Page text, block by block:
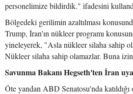
personelimize bildirdik." ifadesini
Bölgedeki gerilimin azaltılması
Trump, İran'ın nükleer programı
yineleyerek, "Asla nükleer silaha sahip
Nükleer silaha sahip olamazlar. Buna
Savunma Bakanı Hegseth'ten İran
Öte yandan ABD Senatosu'nda